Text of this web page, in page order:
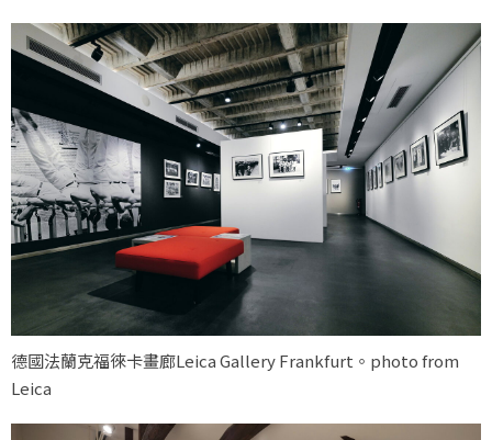
德國法蘭克福徠卡畫廊Leica Gallery Frankfurt。photo from
Leica